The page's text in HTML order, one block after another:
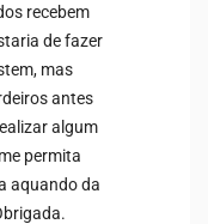
recebem
de fazer
mas
antes
algum
permita
aquando da